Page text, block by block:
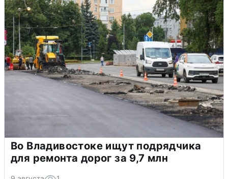
Во Владивостоке ищут подрядчика
для ремонта дорог за 9,7 млн